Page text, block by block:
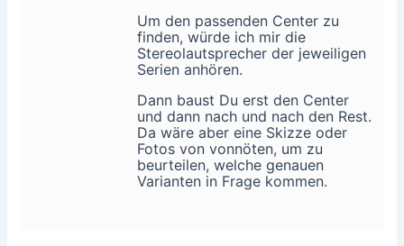
Um den passenden Center zu
finden, würde ich mir die
Stereolautsprecher der jeweiligen
Serien anhören.
Dann baust Du erst den Center
und dann nach und nach den Rest.
Da wäre aber eine Skizze oder
Fotos von vonnöten, um zu
beurteilen, welche genauen
Varianten in Frage kommen.